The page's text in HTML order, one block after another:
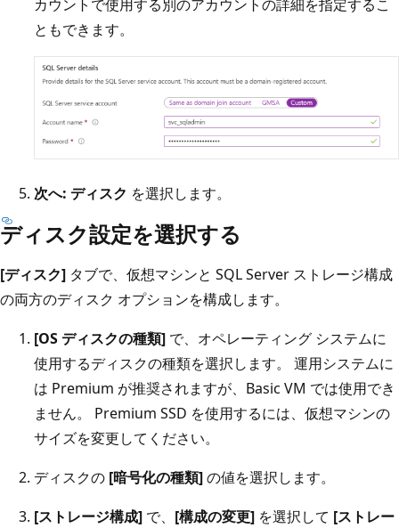
カウントで使用する別のアカウントの詳細を指定するこ
ともできます。
次へ: ディスク を選択します。
ディスク設定を選択する
[ディスク] タブで、仮想マシンと SQL Server ストレージ構成
の両方のディスク オプションを構成します。
[OS ディスクの種類] で、オペレーティング システムに
使用するディスクの種類を選択します。 運用システムに
は Premium が推奨されますが、Basic VM では使用でき
ません。 Premium SSD を使用するには、仮想マシンの
サイズを変更してください。
ディスクの [暗号化の種類]の値を選択します。
[ストレージ構成] で、 [構成の変更] を選択して [ストレー